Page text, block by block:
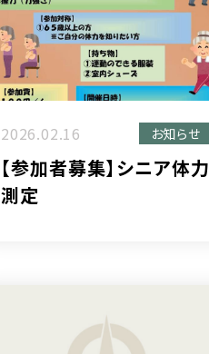
2026.02.16 お知らせ
【参加者募集】シニア体力
測定